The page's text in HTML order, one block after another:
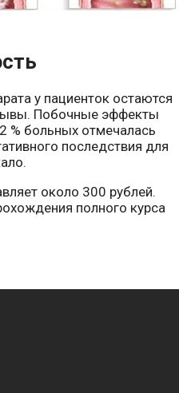
у пациенток остаются
Побочные эффекты
% больных отмечалась
последствия для
около 300 рублей.
полного курса